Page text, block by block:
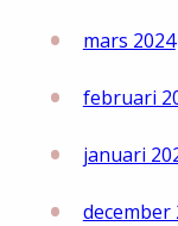
mars 2024
februari
januari
december